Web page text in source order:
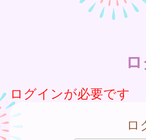
ログインが必要です
ロ